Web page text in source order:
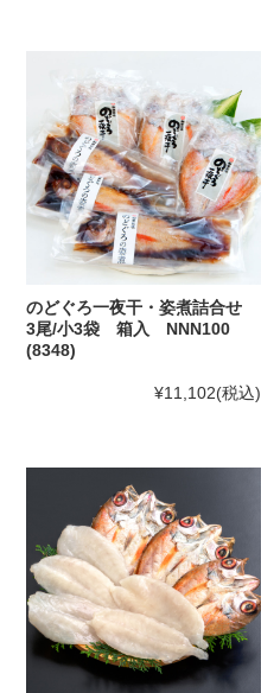
のどぐろ一夜干・姿煮詰合せ
3尾/小3袋 箱入 NNN100
(8348)
¥11,102(税込)